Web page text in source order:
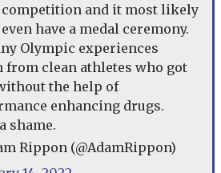
competition and it most likely
have a medal ceremony.
Olympic experiences
from clean athletes who got
the help of
enhancing drugs.
shame.
Rippon (@AdamRippon)